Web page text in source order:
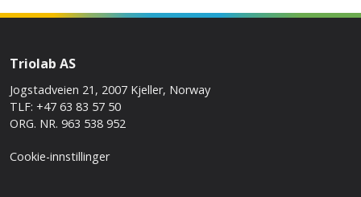
Triolab AS
Jogstadveien 21, 2007 Kjeller, Norway
TLF: +47 63 83 57 50
ORG. NR. 963 538 952
Cookie-innstillinger